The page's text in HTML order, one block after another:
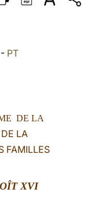
DEUTSCH
العربيّة - PT
DE LA
LA
FAMILLES
XVI